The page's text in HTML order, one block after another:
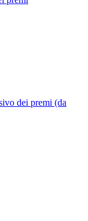
dei premi (da